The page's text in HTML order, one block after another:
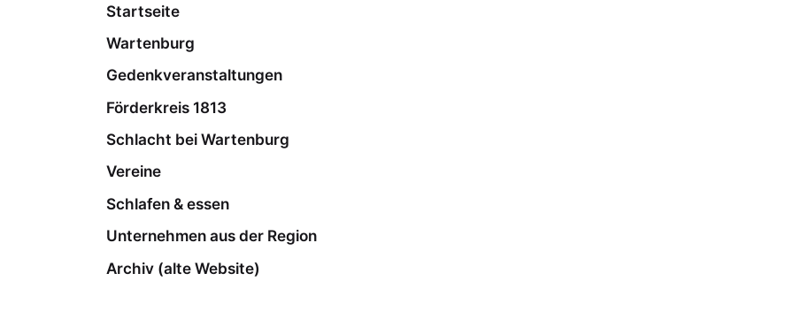
Startseite
Wartenburg
Gedenkveranstaltungen
Förderkreis 1813
Schlacht bei Wartenburg
Vereine
Schlafen & essen
Unternehmen aus der Region
Archiv (alte Website)